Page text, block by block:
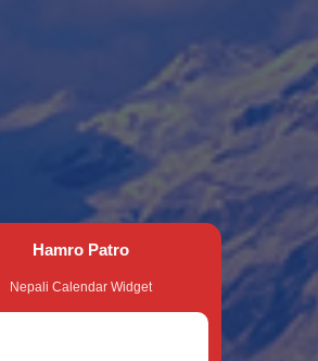
Hamro Patro
Nepali Calendar Widget